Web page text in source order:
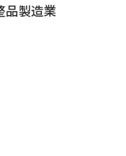
品製造業